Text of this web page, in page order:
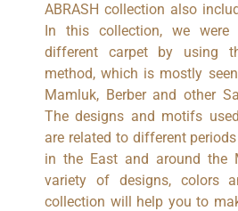
ABRASH collection also
In this collection, we
different carpet by using
method, which is mostly
Mamluk, Berber and other
The designs and motifs
are related to different
in the East and around the
variety of designs, colors
collection will help you to